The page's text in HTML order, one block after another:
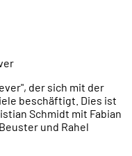
der sich mit der
beschäftigt. Dies ist
Schmidt mit Fabian
und Rahel